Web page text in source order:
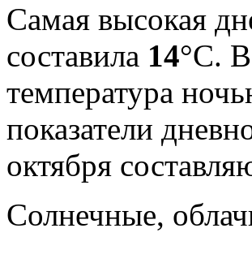
Самая высокая
составила 14°С.
температура
показатели
октября
Cолнечные,